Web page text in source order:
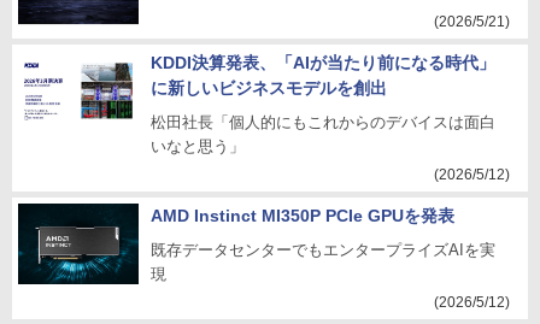
(2026/5/21)
KDDI決算発表、「AIが当たり前になる時代」
に新しいビジネスモデルを創出
松田社長「個人的にもこれからのデバイスは面白
いなと思う」
(2026/5/12)
AMD Instinct MI350P PCIe GPUを発表
既存データセンターでもエンタープライズAIを実
現
(2026/5/12)